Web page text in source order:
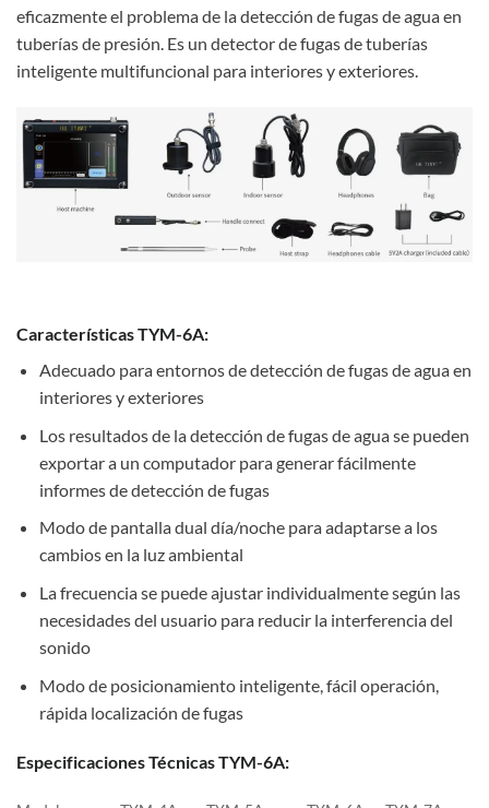
eficazmente el problema de la detección de fugas de agua en
tuberías de presión. Es un detector de fugas de tuberías
inteligente multifuncional para interiores y exteriores.
Características TYM-6A:
Adecuado para entornos de detección de fugas de agua en
interiores y exteriores
Los resultados de la detección de fugas de agua se pueden
exportar a un computador para generar fácilmente
informes de detección de fugas
Modo de pantalla dual día/noche para adaptarse a los
cambios en la luz ambiental
La frecuencia se puede ajustar individualmente según las
necesidades del usuario para reducir la interferencia del
sonido
Modo de posicionamiento inteligente, fácil operación,
rápida localización de fugas
Especificaciones Técnicas TYM-6A: